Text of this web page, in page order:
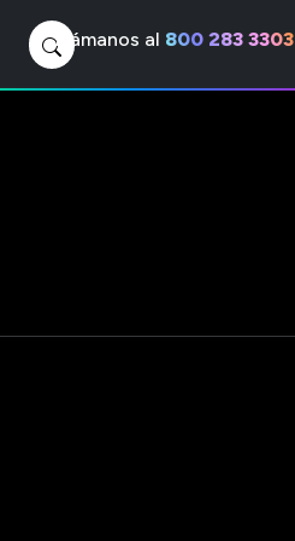
Llámanos al 800 283 3303